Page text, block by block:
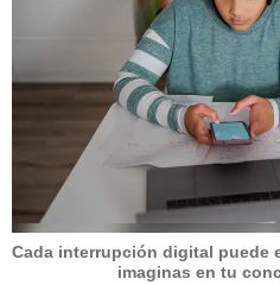
Cada interrupción digital puede
imaginas en tu